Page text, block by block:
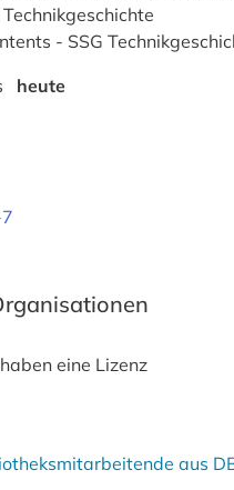
Technikgeschichte
- SSG
heute
eine Lizenz
aus